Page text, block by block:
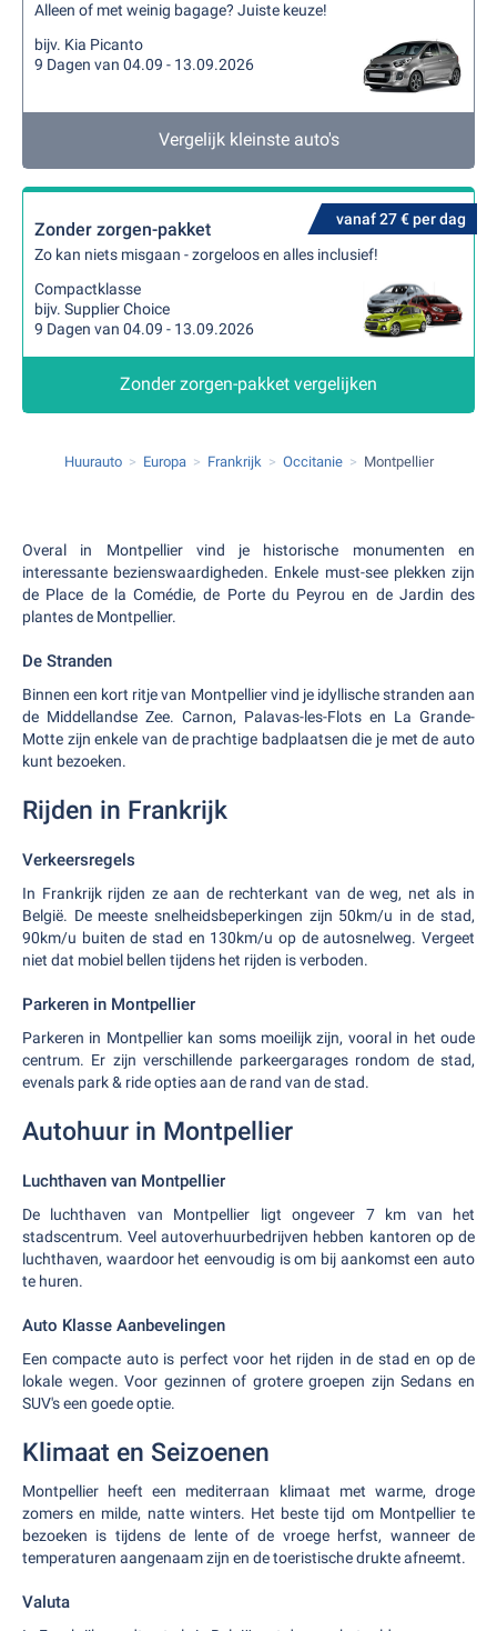
Alleen of met weinig bagage? Juiste keuze!
bijv. Kia Picanto
9 Dagen van 04.09 - 13.09.2026
Vergelijk kleinste auto's
vanaf 27 € per dag
Zonder zorgen-pakket
Zo kan niets misgaan - zorgeloos en alles inclusief!
Compactklasse
bijv. Supplier Choice
9 Dagen van 04.09 - 13.09.2026
Zonder zorgen-pakket vergelijken
Huurauto Europa Frankrijk Occitanie Montpellier
Overal in Montpellier vind je historische monumenten en
interessante bezienswaardigheden. Enkele must-see plekken zijn
de Place de la Comédie, de Porte du Peyrou en de Jardin des
plantes de Montpellier.
De Stranden
Binnen een kort ritje van Montpellier vind je idyllische stranden aan
de Middellandse Zee. Carnon, Palavas-les-Flots en La Grande-
Motte zijn enkele van de prachtige badplaatsen die je met de auto
kunt bezoeken.
Rijden in Frankrijk
Verkeersregels
In Frankrijk rijden ze aan de rechterkant van de weg, net als in
België. De meeste snelheidsbeperkingen zijn 50km/u in de stad,
90km/u buiten de stad en 130km/u op de autosnelweg. Vergeet
niet dat mobiel bellen tijdens het rijden is verboden.
Parkeren in Montpellier
Parkeren in Montpellier kan soms moeilijk zijn, vooral in het oude
centrum. Er zijn verschillende parkeergarages rondom de stad,
evenals park & ride opties aan de rand van de stad.
Autohuur in Montpellier
Luchthaven van Montpellier
De luchthaven van Montpellier ligt ongeveer 7 km van het
stadscentrum. Veel autoverhuurbedrijven hebben kantoren op de
luchthaven, waardoor het eenvoudig is om bij aankomst een auto
te huren.
Auto Klasse Aanbevelingen
Een compacte auto is perfect voor het rijden in de stad en op de
lokale wegen. Voor gezinnen of grotere groepen zijn Sedans en
SUV's een goede optie.
Klimaat en Seizoenen
Montpellier heeft een mediterraan klimaat met warme, droge
zomers en milde, natte winters. Het beste tijd om Montpellier te
bezoeken is tijdens de lente of de vroege herfst, wanneer de
temperaturen aangenaam zijn en de toeristische drukte afneemt.
Valuta